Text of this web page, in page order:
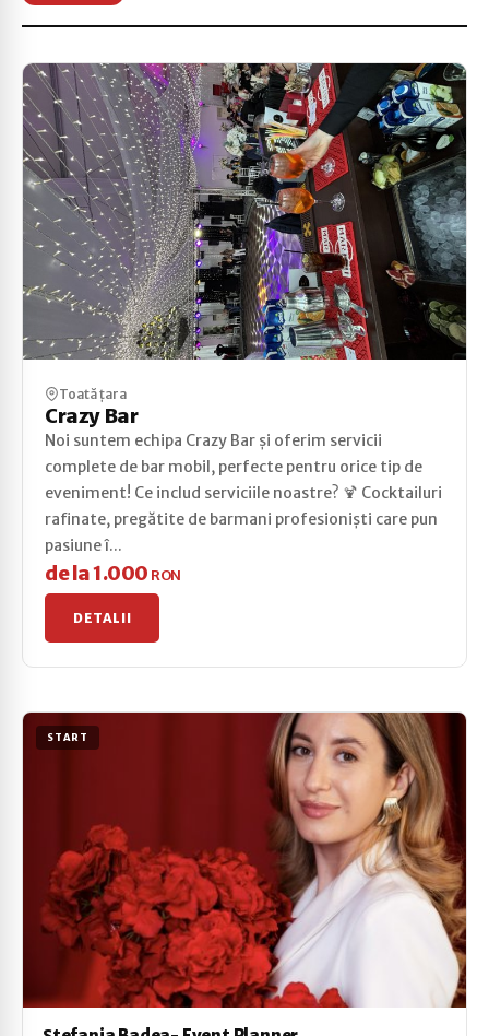
Toată țara
Crazy Bar
Noi suntem echipa Crazy Bar și oferim servicii
complete de bar mobil, perfecte pentru orice tip de
eveniment! Ce includ serviciile noastre? 🍹 Cocktailuri
rafinate, pregătite de barmani profesioniști care pun
pasiune î...
de la 1.000 RON
DETALII
START